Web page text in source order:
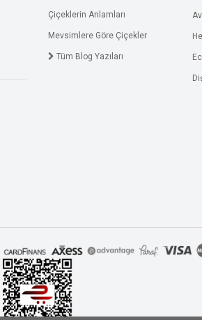
Çiçeklerin Anlamları
Mevsimlere Göre Çiçekler
Tüm Blog Yazıları